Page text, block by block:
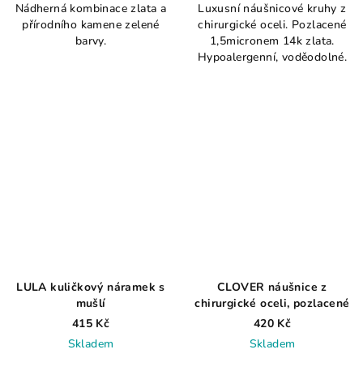
produktu
je
5,0
Nádherná kombinace zlata a
přírodního kamene zelené
barvy.
produktu
je
4,5
z
Luxusní náušnicové kruhy z
chirurgické oceli. Pozlacené
1,5micronem 14k zlata.
Hypoalergenní, voděodolné.
LULA kuličkový náramek s
mušlí
415 Kč
Skladem
CLOVER náušnice z
chirurgické oceli, pozlacené
420 Kč
Skladem